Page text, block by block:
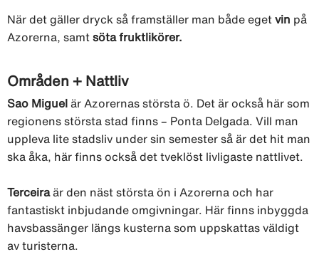
När det gäller dryck så framställer man både eget vin på
Azorerna, samt söta fruktlikörer.
Områden + Nattliv
Sao Miguel är Azorernas största ö. Det är också här som
regionens största stad finns – Ponta Delgada. Vill man
uppleva lite stadsliv under sin semester så är det hit man
ska åka, här finns också det tveklöst livligaste nattlivet.
Terceira är den näst största ön i Azorerna och har
fantastiskt inbjudande omgivningar. Här finns inbyggda
havsbassänger längs kusterna som uppskattas väldigt
av turisterna.